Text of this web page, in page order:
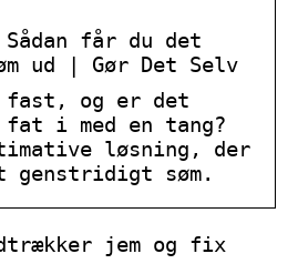
Sådan får du det
ud | Gør Det Selv
fast, og er det
i med en tang?
løsning, der
genstridigt søm.
jem og fix